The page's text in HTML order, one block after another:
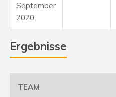
September
2020
Ergebnisse
TEAM